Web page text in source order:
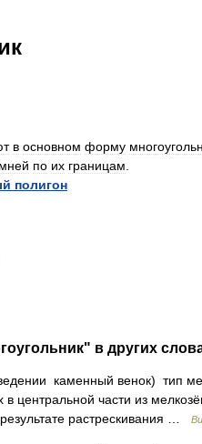
в основном форму
по их границам
полигон
в других
каменный венок) тип
в центральной части из
растрескивания …